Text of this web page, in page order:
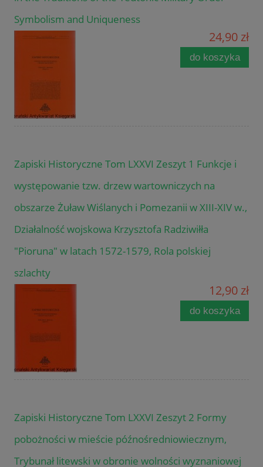
Symbolism and Uniqueness
24,90 zł
do koszyka
Zapiski Historyczne Tom LXXVI Zeszyt 1 Funkcje i
występowanie tzw. drzew wartowniczych na
obszarze Żuław Wiślanych i Pomezanii w XIII-XIV w.,
Działalność wojskowa Krzysztofa Radziwiłła
"Pioruna" w latach 1572-1579, Rola polskiej
szlachty
12,90 zł
do koszyka
Zapiski Historyczne Tom LXXVI Zeszyt 2 Formy
pobożności w mieście późnośredniowiecznym,
Trybunał litewski w obronie wolności wyznaniowej